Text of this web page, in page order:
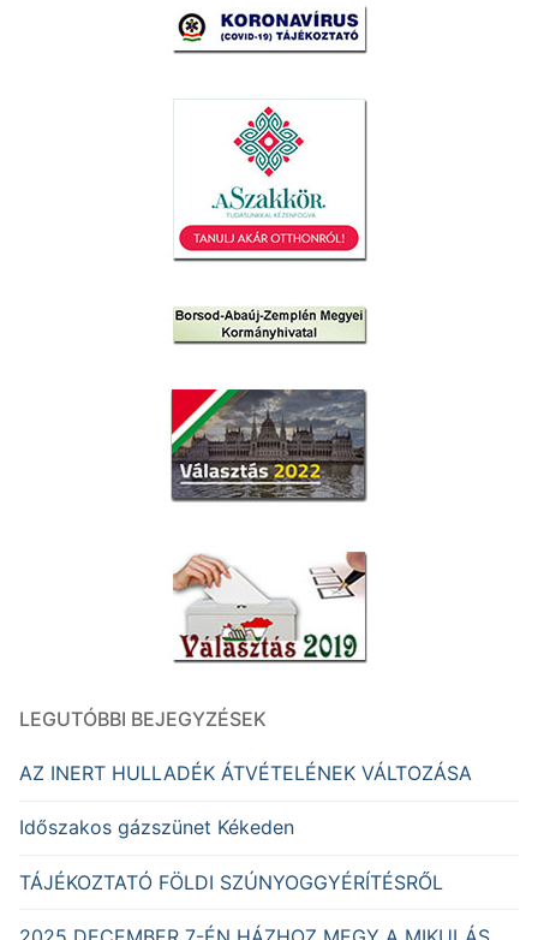
LEGUTÓBBI BEJEGYZÉSEK
AZ INERT HULLADÉK ÁTVÉTELÉNEK VÁLTOZÁSA
Időszakos gázszünet Kékeden
TÁJÉKOZTATÓ FÖLDI SZÚNYOGGYÉRÍTÉSRŐL